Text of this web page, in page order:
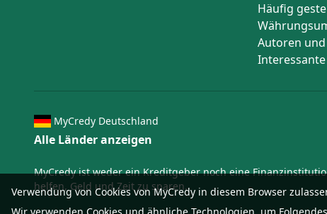
Häufig
Autoren
MyCredy Deutschland
Alle Länder anzeigen
MyCredy ist weder ein Kreditgeber noch eine
helfen, Geld und Zeit zu sparen.
Verwendung von Cookies von MyCredy in diesem Browser